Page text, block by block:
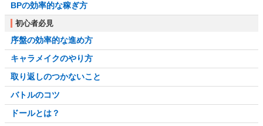
BPの効率的な稼ぎ方
初心者必見
序盤の効率的な進め方
キャラメイクのやり方
取り返しのつかないこと
バトルのコツ
ドールとは？